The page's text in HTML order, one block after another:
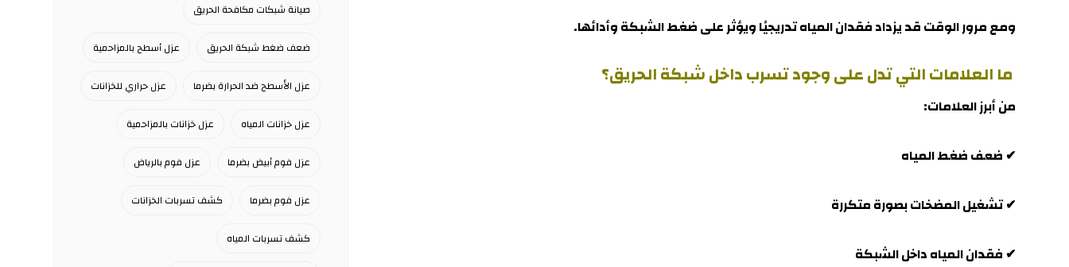
ومع مرور الوقت قد يزداد فقدان المياه تدريجيًا ويؤثر على ضغط الشبكة وأدائها.
ما العلامات التي تدل على وجود تسرب داخل شبكة الحريق؟
من أبرز العلامات:
✔ ضعف ضغط المياه
✔ تشغيل المضخات بصورة متكررة
✔ فقدان المياه داخل الشبكة
صيانة شبكات مكافحة الحريق
ضعف ضغط شبكة الحريق عزل أسطح بالمزاحمية
عزل الأسطح ضد الحرارة بضرما عزل حراري للخزانات
عزل خزانات المياه عزل خزانات بالمزاحمية
عزل فوم أبيض بضرما عزل فوم بالرياض
عزل فوم بضرما كشف تسربات الخزانات
كشف تسربات المياه